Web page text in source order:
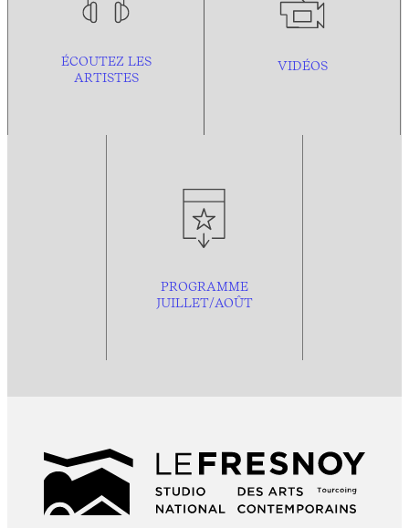
ÉCOUTEZ LES
ARTISTES
VIDÉOS
PROGRAMME
JUILLET/AOÛT